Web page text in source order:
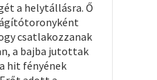
a helytállásra. Ő
csatlakozzanak
a bajba jutottak
hit fényének